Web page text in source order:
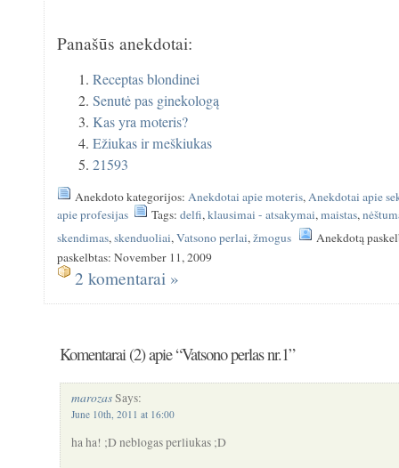
Panašūs anekdotai:
Receptas blondinei
Senutė pas ginekologą
Kas yra moteris?
Ežiukas ir meškiukas
21593
Anekdoto kategorijos:Anekdotai apie moteris,Anekdotai apie
apie profesijas
Tags:delfi,klausimai - atsakymai,maistas,
skendimas,skenduoliai,Vatsono perlai,žmogus
Anekdotą
paskelbtas: November 11, 2009
2 komentarai »
Komentarai (2) apie “Vatsono perlas nr.1”
marozasSays:
June 10th, 2011 at 16:00
ha ha! ;D neblogas perliukas ;D